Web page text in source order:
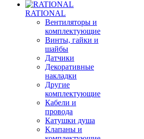
RATIONAL
Вентиляторы и
комплектующие
Винты, гайки и
шайбы
Датчики
Декоративные
накладки
Другие
комплектующие
Кабели и
провода
Катушки душа
Клапаны и